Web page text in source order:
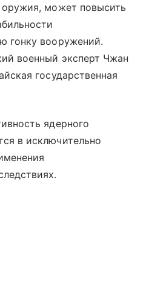
оружия, может повысить
гонку вооружений.
военный эксперт Чжан
государственная
ядерного
в исключительно